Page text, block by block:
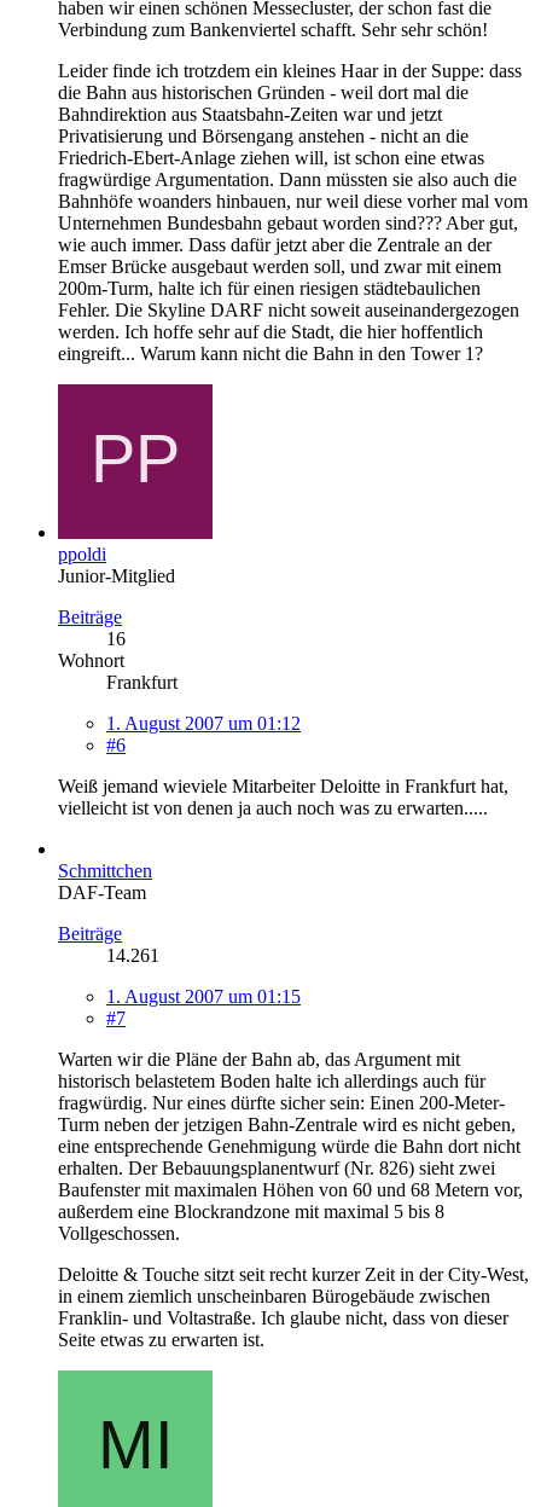
haben wir einen schönen Messecluster, der schon fast die
Verbindung zum Bankenviertel schafft. Sehr sehr schön!
Leider finde ich trotzdem ein kleines Haar in der Suppe: dass
die Bahn aus historischen Gründen - weil dort mal die
Bahndirektion aus Staatsbahn-Zeiten war und jetzt
Privatisierung und Börsengang anstehen - nicht an die
Friedrich-Ebert-Anlage ziehen will, ist schon eine etwas
fragwürdige Argumentation. Dann müssten sie also auch die
Bahnhöfe woanders hinbauen, nur weil diese vorher mal vom
Unternehmen Bundesbahn gebaut worden sind??? Aber gut,
wie auch immer. Dass dafür jetzt aber die Zentrale an der
Emser Brücke ausgebaut werden soll, und zwar mit einem
200m-Turm, halte ich für einen riesigen städtebaulichen
Fehler. Die Skyline DARF nicht soweit auseinandergezogen
werden. Ich hoffe sehr auf die Stadt, die hier hoffentlich
eingreift... Warum kann nicht die Bahn in den Tower 1?
ppoldi
Junior-Mitglied
Beiträge
16
Wohnort
Frankfurt
1. August 2007 um 01:12
#6
Weiß jemand wieviele Mitarbeiter Deloitte in Frankfurt hat,
vielleicht ist von denen ja auch noch was zu erwarten.....
Schmittchen
DAF-Team
Beiträge
14.261
1. August 2007 um 01:15
#7
Warten wir die Pläne der Bahn ab, das Argument mit
historisch belastetem Boden halte ich allerdings auch für
fragwürdig. Nur eines dürfte sicher sein: Einen 200-Meter-
Turm neben der jetzigen Bahn-Zentrale wird es nicht geben,
eine entsprechende Genehmigung würde die Bahn dort nicht
erhalten. Der Bebauungsplanentwurf (Nr. 826) sieht zwei
Baufenster mit maximalen Höhen von 60 und 68 Metern vor,
außerdem eine Blockrandzone mit maximal 5 bis 8
Vollgeschossen.
Deloitte & Touche sitzt seit recht kurzer Zeit in der City-West,
in einem ziemlich unscheinbaren Bürogebäude zwischen
Franklin- und Voltastraße. Ich glaube nicht, dass von dieser
Seite etwas zu erwarten ist.